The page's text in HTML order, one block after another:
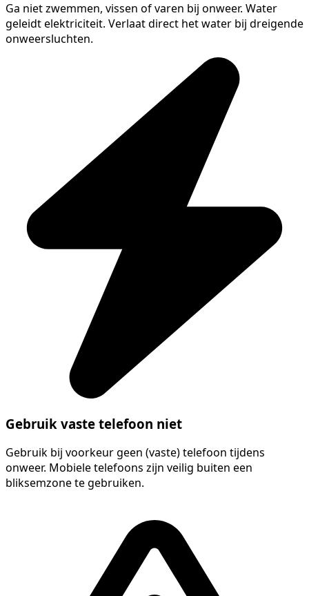
Ga niet zwemmen, vissen of varen bij onweer. Water
geleidt elektriciteit. Verlaat direct het water bij dreigende
onweersluchten.
Gebruik vaste telefoon niet
Gebruik bij voorkeur geen (vaste) telefoon tijdens
onweer. Mobiele telefoons zijn veilig buiten een
bliksemzone te gebruiken.